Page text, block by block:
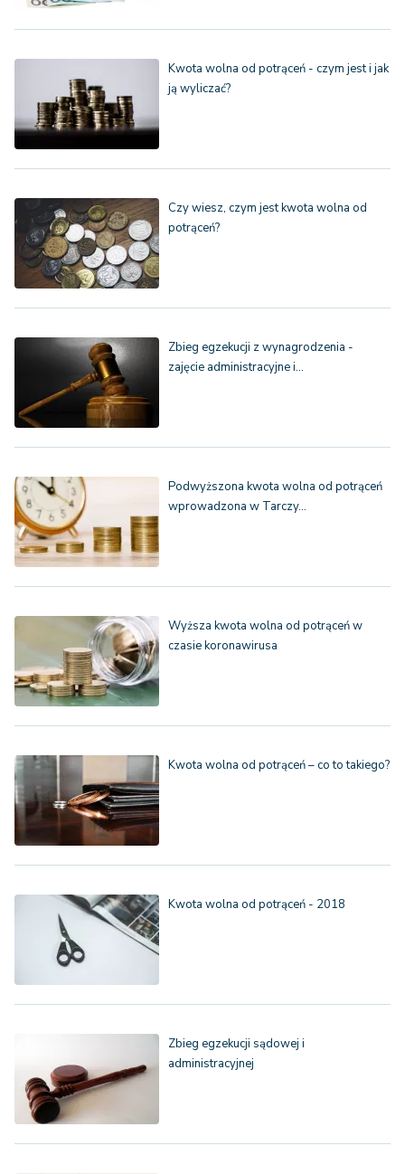
Kwota wolna od potrąceń - czym jest i jak
ją wyliczać?
Czy wiesz, czym jest kwota wolna od
potrąceń?
Zbieg egzekucji z wynagrodzenia -
zajęcie administracyjne i…
Podwyższona kwota wolna od potrąceń
wprowadzona w Tarczy…
Wyższa kwota wolna od potrąceń w
czasie koronawirusa
Kwota wolna od potrąceń – co to takiego?
Kwota wolna od potrąceń - 2018
Zbieg egzekucji sądowej i
administracyjnej